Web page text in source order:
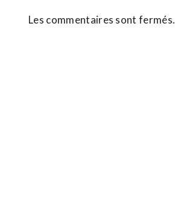
Les commentaires sont fermés.